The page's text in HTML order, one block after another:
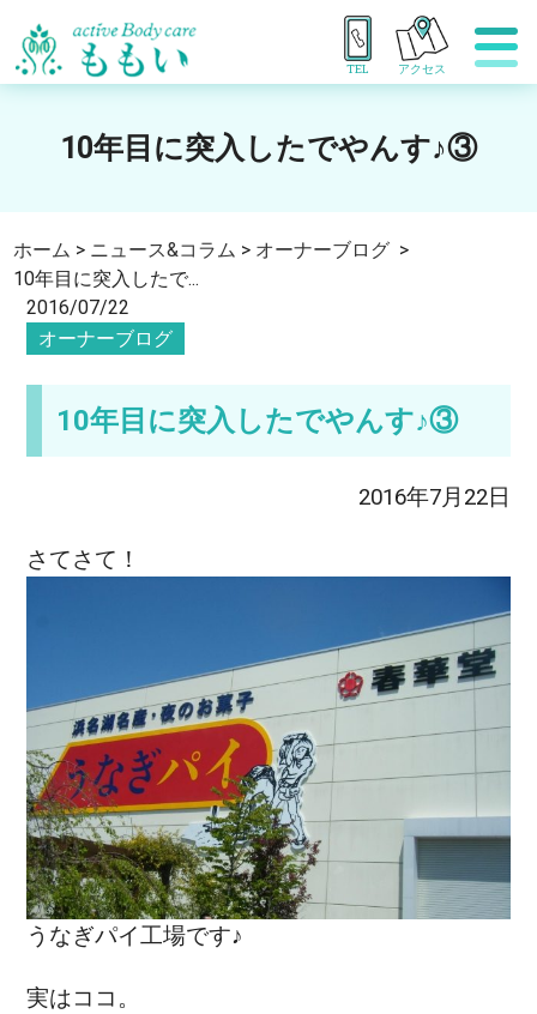
TEL アクセス
10年目に突入したでやんす♪③
ホーム > ニュース&コラム > オーナーブログ >
10年目に突入したで...
2016/07/22
オーナーブログ
10年目に突入したでやんす♪③
2016年7月22日
さてさて！
うなぎパイ工場です♪
実はココ。